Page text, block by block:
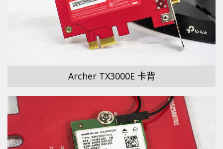
Archer TX3000E 卡背